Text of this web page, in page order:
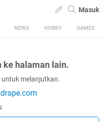
Masuk
NEWS HOBBY GAMES
ke halaman lain.
melanjutkan.